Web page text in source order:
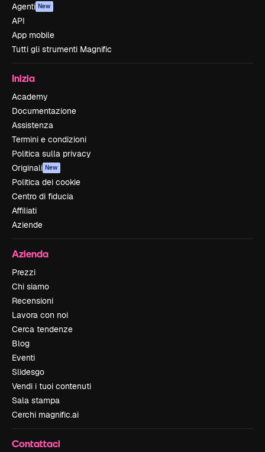
Agenti New
API
App mobile
Tutti gli strumenti Magnific
Inizia
Academy
Documentazione
Assistenza
Termini e condizioni
Politica sulla privacy
Originali New
Politica dei cookie
Centro di fiducia
Affiliati
Aziende
Azienda
Prezzi
Chi siamo
Recensioni
Lavora con noi
Cerca tendenze
Blog
Eventi
Slidesgo
Vendi i tuoi contenuti
Sala stampa
Cerchi magnific.ai
Contattaci